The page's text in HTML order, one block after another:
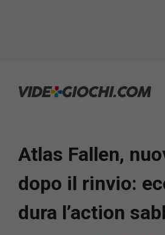
Atlas Fallen,
dopo il rinvio:
dura l’action